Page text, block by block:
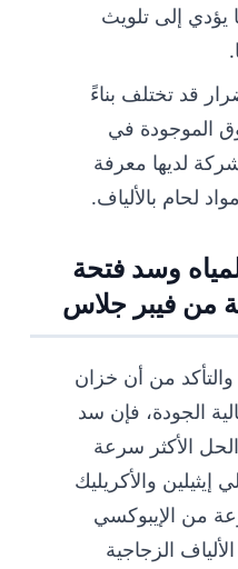
يؤدي إلى تلويث
قد تختلف بناءً
الموجودة في
لديها معرفة
لحام بالألياف.
وسد فتحة
من فيبر جلاس
من أن خزان
الجودة، فإن سد
الأكثر سرعة
إيثيلين والأكريليك
من الإيبوكسي
الزجاجية